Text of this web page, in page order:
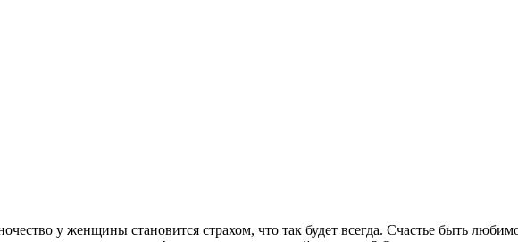
у женщины становится страхом, что так будет всегда. Счастье быть